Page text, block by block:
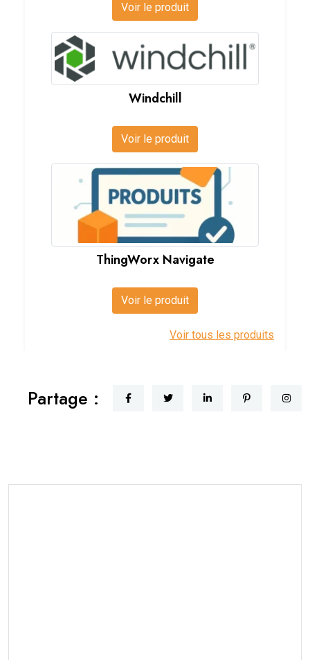
Voir le produit
Windchill
Voir le produit
ThingWorx Navigate
Voir le produit
Voir tous les produits
Partage :